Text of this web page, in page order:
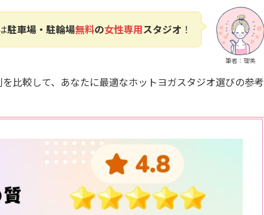
筆者：理美
駐車場・駐輪場無料の女性専用スタジオ ！
比較して、あなたに最適なホットヨガスタジオ選びの参考